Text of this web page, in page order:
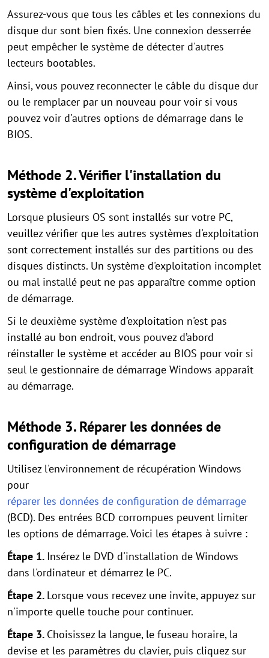
Assurez-vous que tous les câbles et les connexions du
disque dur sont bien fixés. Une connexion desserrée
peut empêcher le système de détecter d'autres
lecteurs bootables.
Ainsi, vous pouvez reconnecter le câble du disque dur
ou le remplacer par un nouveau pour voir si vous
pouvez voir d'autres options de démarrage dans le
BIOS.
Méthode 2. Vérifier l'installation du
système d'exploitation
Lorsque plusieurs OS sont installés sur votre PC,
veuillez vérifier que les autres systèmes d'exploitation
sont correctement installés sur des partitions ou des
disques distincts. Un système d'exploitation incomplet
ou mal installé peut ne pas apparaître comme option
de démarrage.
Si le deuxième système d'exploitation n'est pas
installé au bon endroit, vous pouvez d’abord
réinstaller le système et accéder au BIOS pour voir si
seul le gestionnaire de démarrage Windows apparaît
au démarrage.
Méthode 3. Réparer les données de
configuration de démarrage
Utilisez l'environnement de récupération Windows
pour
réparer les données de configuration de démarrage
(BCD). Des entrées BCD corrompues peuvent limiter
les options de démarrage. Voici les étapes à suivre :
Étape 1. Insérez le DVD d'installation de Windows
dans l'ordinateur et démarrez le PC.
Étape 2. Lorsque vous recevez une invite, appuyez sur
n'importe quelle touche pour continuer.
Étape 3. Choisissez la langue, le fuseau horaire, la
devise et les paramètres du clavier, puis cliquez sur